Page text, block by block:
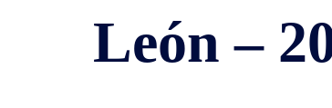
León –